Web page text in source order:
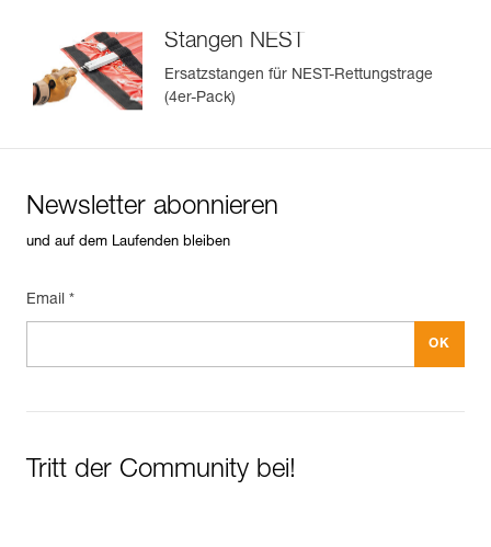
Ersatzteile verfügbar.Stangen NEST
Ersatzstangen für NEST-Rettungstrage
(4er-Pack)
Newsletter abonnieren
und auf dem Laufenden bleiben
Email *
Tritt der Community bei!